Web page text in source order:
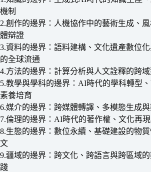
機制
2.創作的邊界：人機協作中的藝術生成、
體辯證
3.資料的邊界：語料建構、文化遺產數位
的全球流通
4.方法的邊界：計算分析與人文詮釋的跨
5.教學與學科的邊界：AI時代的學科轉型
素養培育
6.媒介的邊界：跨媒體轉譯、多模態生成
7.倫理的邊界：AI時代的著作權、文化再
8.生態的邊界：數位永續、基礎建設的物
文
9.疆域的邊界：跨文化、跨語言與跨區域
踐